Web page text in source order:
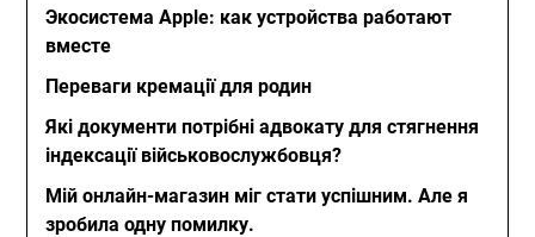
Экосистема Apple: как устройства работают
вместе
Переваги кремації для родин
Які документи потрібні адвокату для стягнення
індексації військовослужбовця?
Мій онлайн-магазин міг стати успішним. Але я
зробила одну помилку.